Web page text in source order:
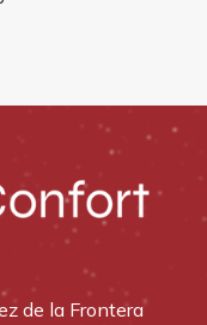
de la Frontera